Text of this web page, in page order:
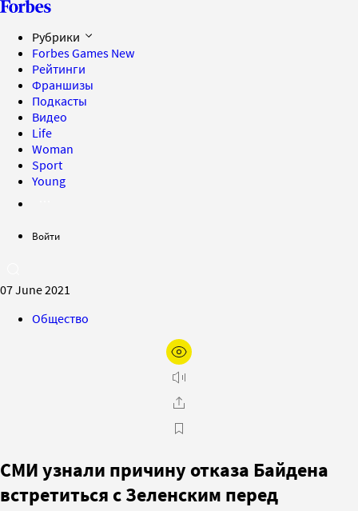
Рубрики
Forbes Games New
Рейтинги
Франшизы
Подкасты
Видео
Life
Woman
Sport
Young
Войти
07 June 2021
Общество
СМИ узнали причину отказа Байдена
встретиться с Зеленским перед